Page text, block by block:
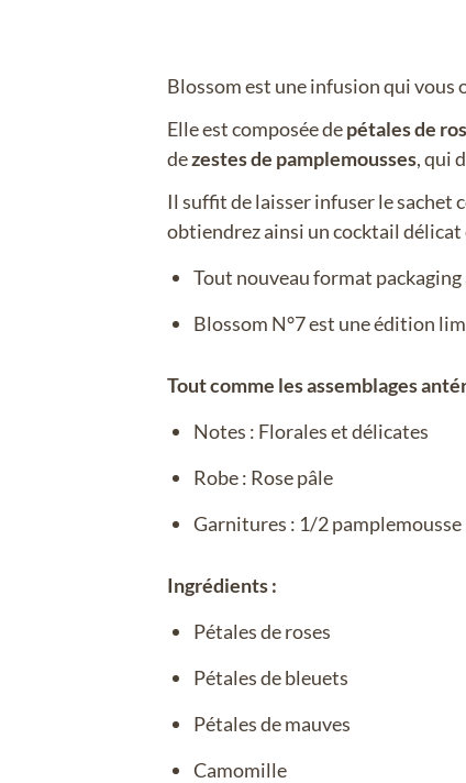
Blossom est une infusion qui vous
Elle est composée depétales de
dezestes de pamplemousses, qui
Il suffit de laisser infuser le sachet
obtiendrez ainsi un cocktail
Tout nouveau format
Blossom N°7 est une édition
Tout comme les assemblages
Notes : Florales et délicates
Robe : Rose pâle
Garnitures : 1/2 pamplemousse
Ingrédients :
Pétales de roses
Pétales de bleuets
Pétales de mauves
Camomille